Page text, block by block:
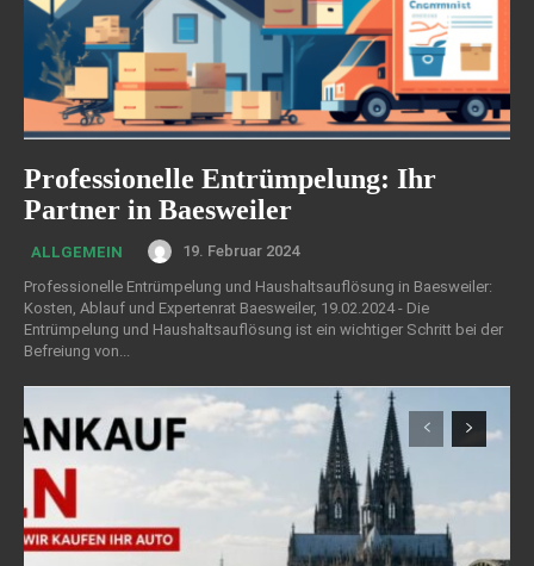
Professionelle Entrümpelung: Ihr
Partner in Baesweiler
ALLGEMEIN
19. Februar 2024
Professionelle Entrümpelung und Haushaltsauflösung in Baesweiler:
Kosten, Ablauf und Expertenrat Baesweiler, 19.02.2024 - Die
Entrümpelung und Haushaltsauflösung ist ein wichtiger Schritt bei der
Befreiung von...